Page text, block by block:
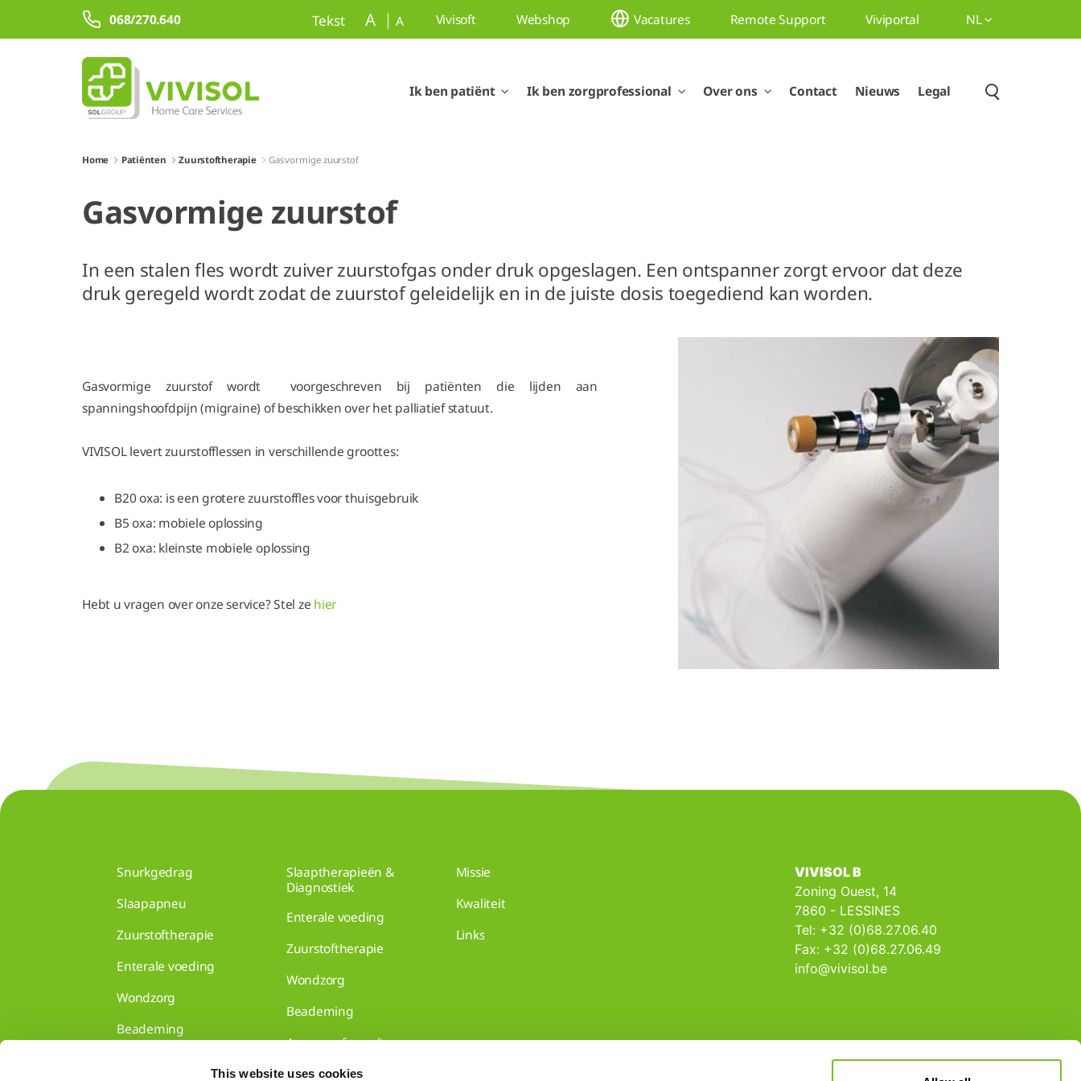
This website uses cookies
Overslaan en naar hoofdinhoud gaan
068/270.640 Tekst A A Vivisoft Webshop Vacatures Remote Support Viviportal NL
Ik ben patiënt Ik ben zorgprofessional Over ons Contact Nieuws Legal
Home Patiënten Zuurstoftherapie Gasvormige zuurstof
Gasvormige zuurstof
In een stalen fles wordt zuiver zuurstofgas onder druk opgeslagen. Een ontspanner zorgt ervoor dat deze
druk geregeld wordt zodat de zuurstof geleidelijk en in de juiste dosis toegediend kan worden.
Gasvormige zuurstof wordt voorgeschreven bij patiënten die lijden aan
spanningshoofdpijn (migraine) of beschikken over het palliatief statuut.
VIVISOL levert zuurstofflessen in verschillende groottes:
B20 oxa: is een grotere zuurstoffles voor thuisgebruik
B5 oxa: mobiele oplossing
B2 oxa: kleinste mobiele oplossing
Hebt u vragen over onze service? Stel ze hier
Snurkgedrag
Slaapapneu
Zuurstoftherapie
Enterale voeding
Wondzorg
Beademing
Slaaptherapieën &
Diagnostiek
Enterale voeding
Zuurstoftherapie
Wondzorg
Beademing
Aanvraagformulier
Missie
Kwaliteit
Links
VIVISOL B
Zoning Ouest, 14
7860 - LESSINES
Tel: +32 (0)68.27.06.40
Fax: +32 (0)68.27.06.49
info@vivisol.be